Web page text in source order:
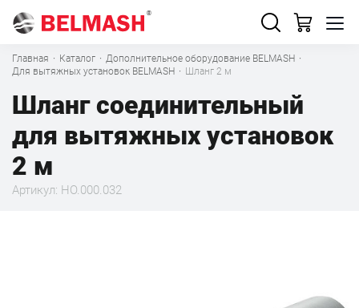
Главная · Каталог · Дополнительное оборудование BELMASH ·
Для вытяжных установок BELMASH · Шланг 2 м
Шланг соединительный
для вытяжных установок
2 м
Артикул: HO.000.032